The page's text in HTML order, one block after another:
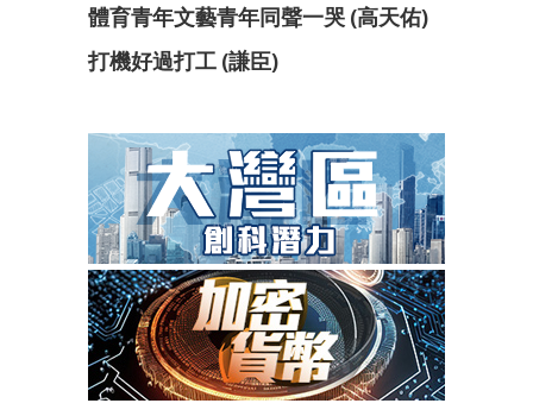
體育青年文藝青年同聲一哭 (高天佑)
打機好過打工 (謙臣)